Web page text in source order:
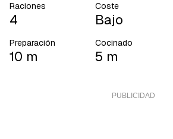
Raciones
4
Coste
Bajo
Preparación
10 m
Cocinado
5 m